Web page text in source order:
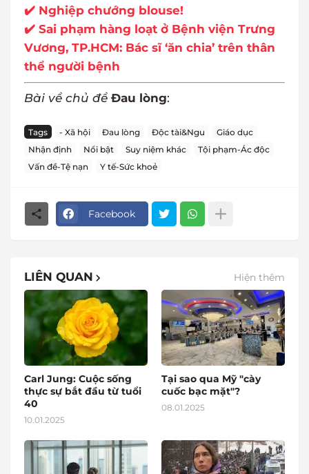
✔️ Nghiệp chướng blouse!
✔️ Sai phạm hàng loạt ở Bệnh viện Trưng
Vương, TP.HCM: Bác sĩ ‘ăn chia’ trên thân
thể người bệnh
Bài về chủ đề Đau lòng:
Tags - Xã hội Đau lòng Độc tài&Ngu
Giáo dục
Nhận định
Nổi bật Suy niệm khác
Tội phạm-Ác độc
Vấn đề-Tệ nạn
Y tế-Sức khoẻ
Facebook
LIÊN QUAN Hiện thêm
Carl Jung: Cuộc sống
thực sự bắt đầu từ tuổi
40
10.01.2025
Tại sao qua Mỹ "cày
cuốc bạc mặt"?
08.01.2025